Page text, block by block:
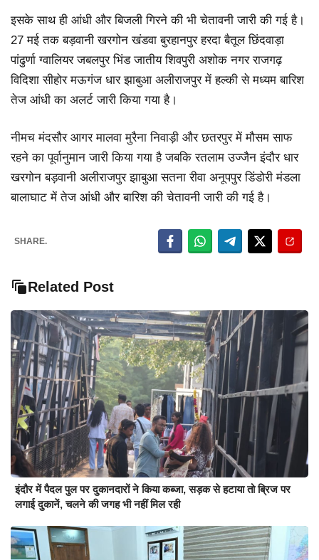
इसके साथ ही आंधी और बिजली गिरने की भी चेतावनी जारी की गई है।
27 मई तक बड़वानी खरगोन खंडवा बुरहानपुर हरदा बैतूल छिंदवाड़ा
पांढुर्णा ग्वालियर जबलपुर भिंड जातीय शिवपुरी अशोक नगर राजगढ़
विदिशा सीहोर मऊगंज धार झाबुआ अलीराजपुर में हल्की से मध्यम बारिश
तेज आंधी का अलर्ट जारी किया गया है।
नीमच मंदसौर आगर मालवा मुरैना निवाड़ी और छतरपुर में मौसम साफ
रहने का पूर्वानुमान जारी किया गया है जबकि रतलाम उज्जैन इंदौर धार
खरगोन बड़वानी अलीराजपुर झाबुआ सतना रीवा अनूपपुर डिंडोरी मंडला
बालाघाट में तेज आंधी और बारिश की चेतावनी जारी की गई है।
SHARE.
Related Post
इंदौर में पैदल पुल पर दुकानदारों ने किया कब्जा, सड़क से हटाया तो ब्रिज पर
लगाई दुकानें, चलने की जगह भी नहीं मिल रही